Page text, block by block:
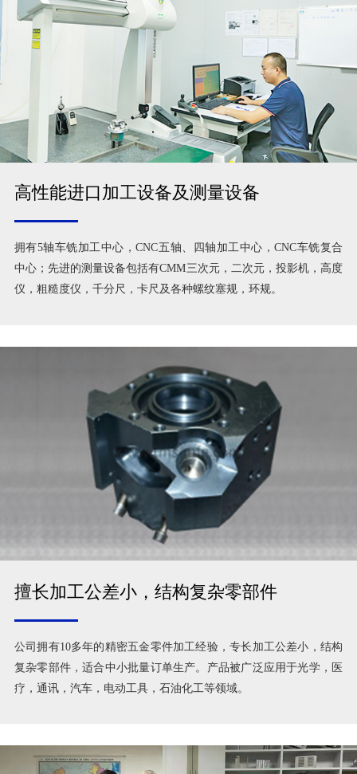
高性能进口加工设备及测量设备
拥有5轴车铣加工中心，CNC五轴、四轴加工中心，CNC车铣复合
中心；先进的测量设备包括有CMM三次元，二次元，投影机，高度
仪，粗糙度仪，千分尺，卡尺及各种螺纹塞规，环规。
擅长加工公差小，结构复杂零部件
公司拥有10多年的精密五金零件加工经验，专长加工公差小，结构
复杂零部件，适合中小批量订单生产。产品被广泛应用于光学，医
疗，通讯，汽车，电动工具，石油化工等领域。